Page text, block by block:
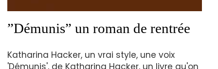
”Démunis” un roman de rentrée
Katharina Hacker, un vrai style, une voix
'Démunis', de Katharina Hacker, un livre qu'on